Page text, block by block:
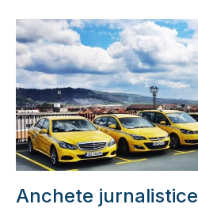
Anchete jurnalistice